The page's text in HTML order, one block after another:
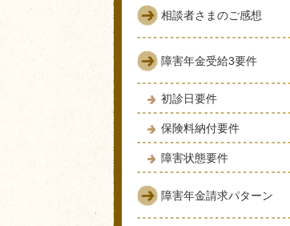
相談者さまのご感想
障害年金受給3要件
初診日要件
保険料納付要件
障害状態要件
障害年金請求パターン